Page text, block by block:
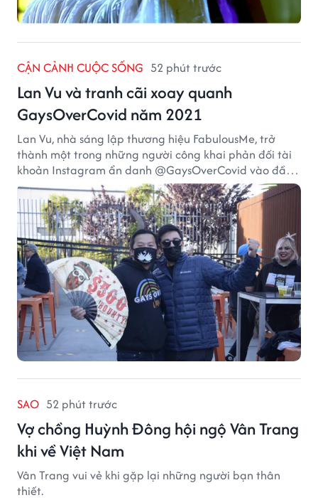
CẬN CẢNH CUỘC SỐNG 52 phút trước
Lan Vu và tranh cãi xoay quanh
GaysOverCovid năm 2021
Lan Vu, nhà sáng lập thương hiệu FabulousMe, trở
thành một trong những người công khai phản đối tài
khoản Instagram ẩn danh @GaysOverCovid vào đầu
năm 2021, trong bối cảnh đại dịch COVID-19 vẫn diễn
biến nghiêm trọng.
SAO 52 phút trước
Vợ chồng Huỳnh Đông hội ngộ Vân Trang
khi về Việt Nam
Vân Trang vui vẻ khi gặp lại những người bạn thân
thiết.